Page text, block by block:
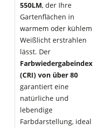
550LM, der Ihre
Gartenflächen in
warmem oder kühlem
Weißlicht erstrahlen
lässt. Der
Farbwiedergabeindex
(CRI) von über 80
garantiert eine
natürliche und
lebendige
Farbdarstellung, ideal